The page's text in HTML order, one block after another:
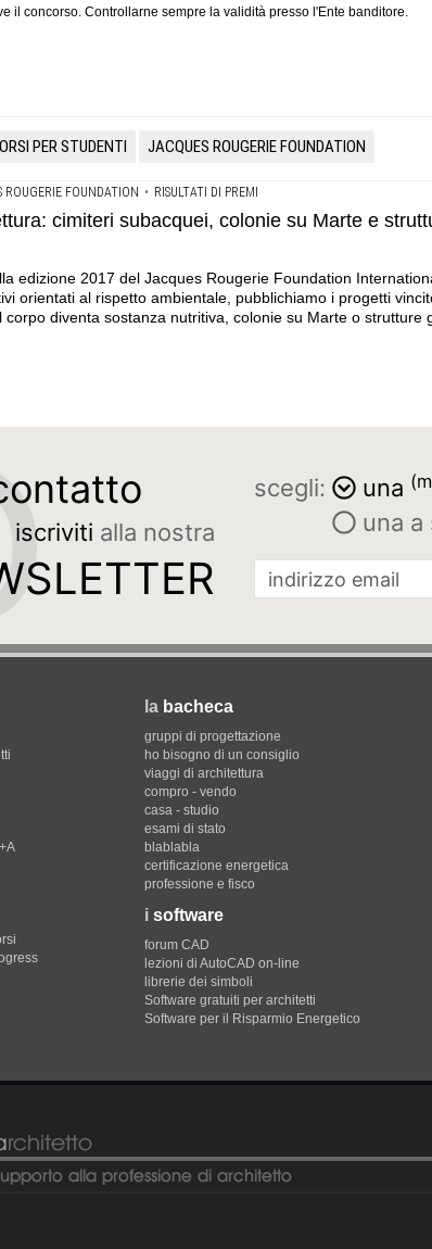
il concorso. Controllarne sempre la validità presso l'Ente banditore.
PER STUDENTI JACQUES ROUGERIE FOUNDATION
ROUGERIE FOUNDATION • RISULTATI DI PREMI
cimiteri subacquei, colonie su Marte e
edizione 2017 del Jacques Rougerie Foundation
orientati al rispetto ambientale, pubblichiamo i progetti
diventa sostanza nutritiva, colonie su Marte o strutture
iscriviti alla nostra
scegli: una
una a
la bacheca
gruppi di progettazione
ho bisogno di un consiglio
viaggi di architettura
compro - vendo
casa - studio
esami di stato
blablabla
certificazione energetica
professione e fisco
i software
forum CAD
lezioni di AutoCAD on-line
librerie dei simboli
Software gratuiti per architetti
Software per il Risparmio Energetico